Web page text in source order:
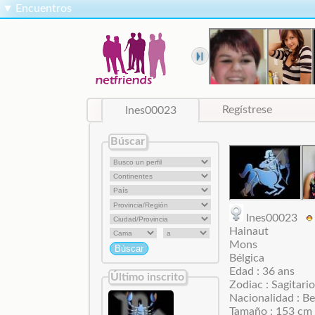
▼ Encuentros
Ines00023 Regístrese
Búscar
Último inscrito
Ines00023
Hainaut
Mons
Bélgica
Edad : 36 ans
Zodiac : Sagitario
Nacionalidad :
Tamaño : 153 cm